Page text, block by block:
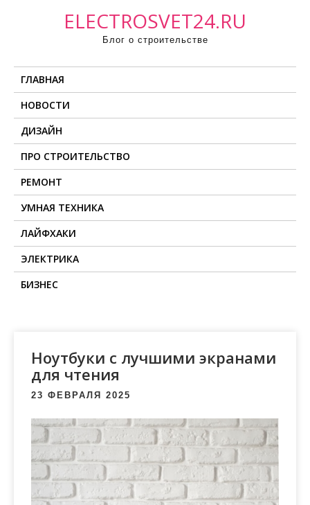
ELECTROSVET24.RU
Блог о строительстве
ГЛАВНАЯ
НОВОСТИ
ДИЗАЙН
ПРО СТРОИТЕЛЬСТВО
РЕМОНТ
УМНАЯ ТЕХНИКА
ЛАЙФХАКИ
ЭЛЕКТРИКА
БИЗНЕС
Ноутбуки с лучшими экранами
для чтения
23 ФЕВРАЛЯ 2025